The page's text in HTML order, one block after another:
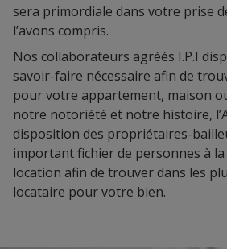
sera primordiale dans votre prise
l’avons compris.
Nos collaborateurs agréés I.P.I
savoir-faire nécessaire afin de
pour votre appartement, maison
notre notoriété et notre histoire,
disposition des propriétaires-
important fichier de personnes à la
location afin de trouver dans les
locataire pour votre bien.